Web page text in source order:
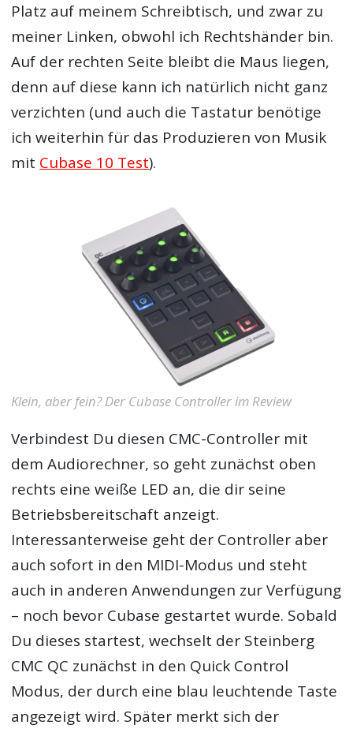
Platz auf meinem Schreibtisch, und zwar zu
meiner Linken, obwohl ich Rechtshänder bin.
Auf der rechten Seite bleibt die Maus liegen,
denn auf diese kann ich natürlich nicht ganz
verzichten (und auch die Tastatur benötige
ich weiterhin für das Produzieren von Musik
mit Cubase 10 Test).
Klein, aber fein? Der Cubase Controller im Review
Verbindest Du diesen CMC-Controller mit
dem Audiorechner, so geht zunächst oben
rechts eine weiße LED an, die dir seine
Betriebsbereitschaft anzeigt.
Interessanterweise geht der Controller aber
auch sofort in den MIDI-Modus und steht
auch in anderen Anwendungen zur Verfügung
– noch bevor Cubase gestartet wurde. Sobald
Du dieses startest, wechselt der Steinberg
CMC QC zunächst in den Quick Control
Modus, der durch eine blau leuchtende Taste
angezeigt wird. Später merkt sich der